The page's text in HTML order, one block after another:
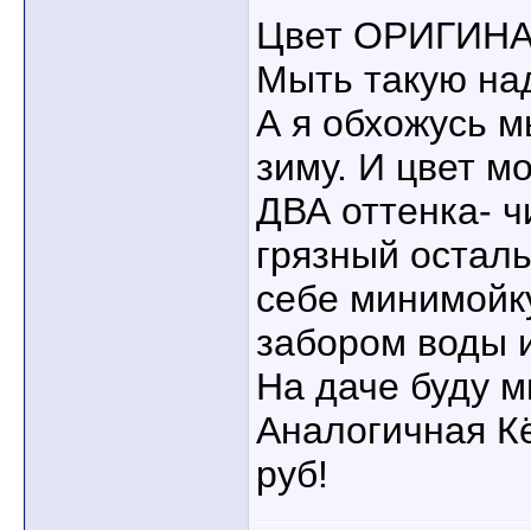
Цвет
Мыть такую
А я обхожусь
зиму. И цвет
ДВА оттенка-
грязный
себе
забором воды
На даче буду
Аналогичная
руб!